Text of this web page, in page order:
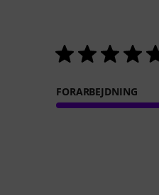
FORARBEJDNING